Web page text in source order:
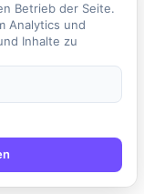
Einfluss auf
Kunde entwickelt
hilft,
zu vermeiden
in ein
Als Fullstack
die kontinuierliche
Betrieb der Seite.
Analytics und
Inhalte zu